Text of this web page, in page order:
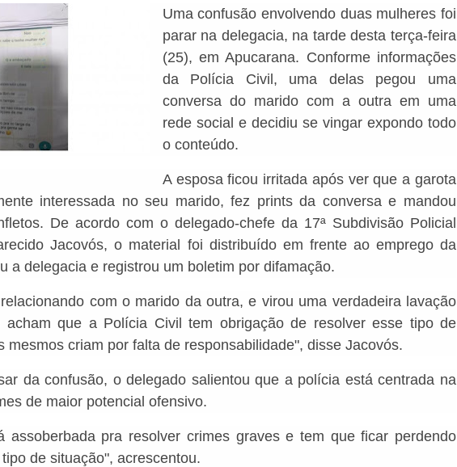
Uma confusão envolvendo duas mulheres foi
parar na delegacia, na tarde desta terça-feira
(25), em Apucarana. Conforme informações
da Polícia Civil, uma delas pegou uma
conversa do marido com a outra em uma
rede social e decidiu se vingar expondo todo
o conteúdo.
A esposa ficou irritada após ver que a garota
interessada no seu marido, fez prints da conversa e mandou
De acordo com o delegado-chefe da 17ª Subdivisão Policial
Jacovós, o material foi distribuído em frente ao emprego da
a delegacia e registrou um boletim por difamação.
com o marido da outra, e virou uma verdadeira lavação
que a Polícia Civil tem obrigação de resolver esse tipo de
mesmos criam por falta de responsabilidade", disse Jacovós.
da confusão, o delegado salientou que a polícia está centrada na
de maior potencial ofensivo.
assoberbada pra resolver crimes graves e tem que ficar perdendo
de situação", acrescentou.